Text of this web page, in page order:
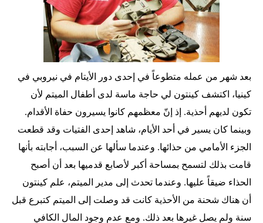
بعد شهر من عمله متطوعاً في إحدى دور الأيتام في نيروبي في
كينيا، اكتشف كينتون لي حاجة ماسة لدى أطفال الميتم لأن
تكون لديهم أحذية. إذ إنّ معظمهم كانوا يسيرون حفاة الأقدام.
وبينما كان يسير في أحد الأيام، شاهد إحدى الفتيات وقد قطعت
الجزء الأمامي من حذائها. وعندما سألها عن السبب، أجابته بأنها
قامت بذلك لتسمح بمساحة أكبر لأصابع قدميها بعد أن أصبح
الحذاء ضيقاً عليها. وعندما تحدث إلى مدير الميتم، علم كينتون
أن هناك شحنة من الأحذية كانت قد وصلت إلى الميتم كتبرع قبل
سنة ولم يصل غيرها بعد ذلك. ومع عدم وجود المال الكافي